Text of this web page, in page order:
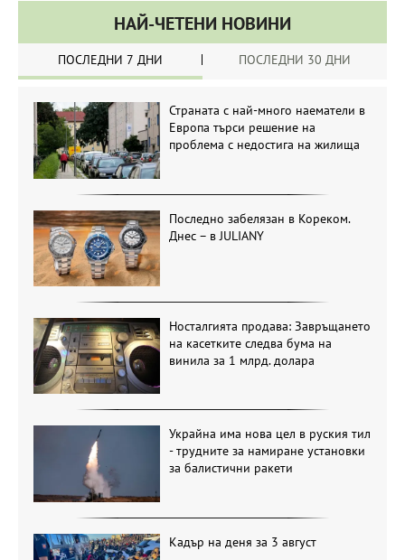
НАЙ-ЧЕТЕНИ НОВИНИ
ПОСЛЕДНИ 7 ДНИ ПОСЛЕДНИ 30 ДНИ
Страната с най-много наематели в
Европа търси решение на
проблема с недостига на жилища
Последно забелязан в Кореком.
Днес – в JULIANY
Носталгията продава: Завръщането
на касетките следва бума на
винила за 1 млрд. долара
Украйна има нова цел в руския тил
- трудните за намиране установки
за балистични ракети
Кадър на деня за 3 август